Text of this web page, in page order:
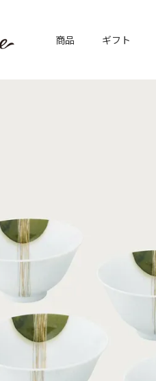
商品 ギフト